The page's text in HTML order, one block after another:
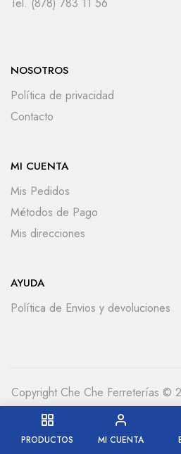
PRODUCTOS MI CUENTA
Tel. (878) 783 11 56
NOSOTROS
Política de privacidad
Contacto
MI CUENTA
Mis Pedidos
Métodos de Pago
Mis direcciones
AYUDA
Política de Envios y devoluciones
Copyright Che Che Ferreterías ©